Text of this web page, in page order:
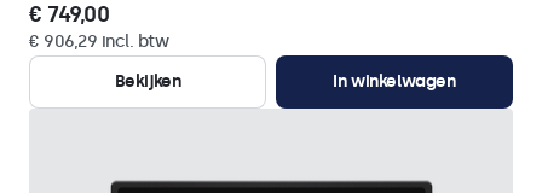
€ 749,00
€ 906,29 incl. btw
Bekijken
In winkelwagen